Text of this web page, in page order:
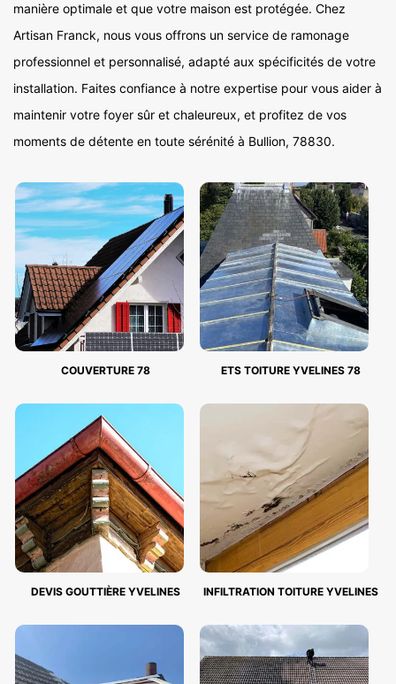
manière optimale et que votre maison est protégée. Chez
Artisan Franck, nous vous offrons un service de ramonage
professionnel et personnalisé, adapté aux spécificités de votre
installation. Faites confiance à notre expertise pour vous aider à
maintenir votre foyer sûr et chaleureux, et profitez de vos
moments de détente en toute sérénité à Bullion, 78830.
COUVERTURE 78 ETS TOITURE YVELINES 78
DEVIS GOUTTIÈRE YVELINES INFILTRATION TOITURE YVELINES